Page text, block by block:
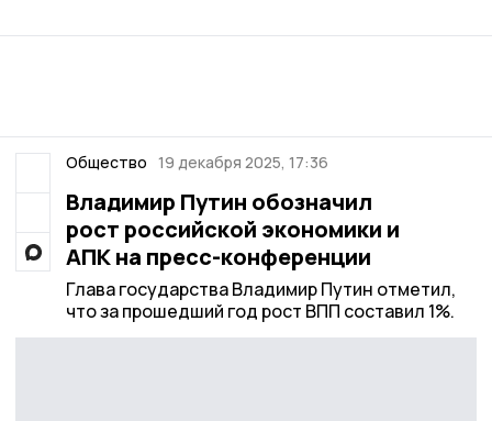
Общество 19 декабря 2025, 17:36
Владимир Путин обозначил
рост российской экономики и
АПК на пресс-конференции
Глава государства Владимир Путин отметил,
что за прошедший год рост ВПП составил 1%.